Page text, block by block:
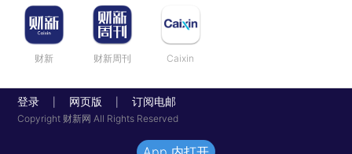
财新 财新周刊 Caixin
登录 网页版 订阅电邮
Copyright 财新网 All Rights Reserved